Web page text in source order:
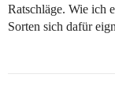
Ratschläge. Wie ich
Sorten sich dafür